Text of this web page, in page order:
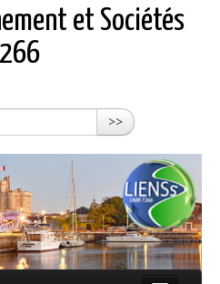
et Sociétés
>>